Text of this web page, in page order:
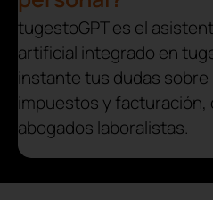
tugestoGPT es el
artificial integrado en
instante tus dudas
impuestos y facturación,
abogados laboralistas.